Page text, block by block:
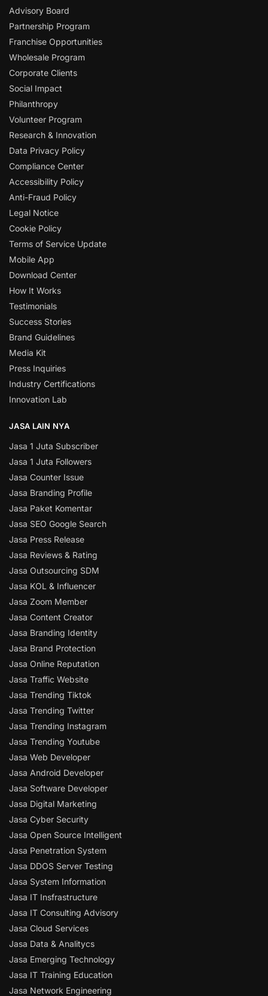
Advisory Board
Partnership Program
Franchise Opportunities
Wholesale Program
Corporate Clients
Social Impact
Philanthropy
Volunteer Program
Research & Innovation
Data Privacy Policy
Compliance Center
Accessibility Policy
Anti-Fraud Policy
Legal Notice
Cookie Policy
Terms of Service Update
Mobile App
Download Center
How It Works
Testimonials
Success Stories
Brand Guidelines
Media Kit
Press Inquiries
Industry Certifications
Innovation Lab
JASA LAIN NYA
Jasa 1 Juta Subscriber
Jasa 1 Juta Followers
Jasa Counter Issue
Jasa Branding Profile
Jasa Paket Komentar
Jasa SEO Google Search
Jasa Press Release
Jasa Reviews & Rating
Jasa Outsourcing SDM
Jasa KOL & Influencer
Jasa Zoom Member
Jasa Content Creator
Jasa Branding Identity
Jasa Brand Protection
Jasa Online Reputation
Jasa Traffic Website
Jasa Trending Tiktok
Jasa Trending Twitter
Jasa Trending Instagram
Jasa Trending Youtube
Jasa Web Developer
Jasa Android Developer
Jasa Software Developer
Jasa Digital Marketing
Jasa Cyber Security
Jasa Open Source Intelligent
Jasa Penetration System
Jasa DDOS Server Testing
Jasa System Information
Jasa IT Insfrastructure
Jasa IT Consulting Advisory
Jasa Cloud Services
Jasa Data & Analitycs
Jasa Emerging Technology
Jasa IT Training Education
Jasa Network Engineering